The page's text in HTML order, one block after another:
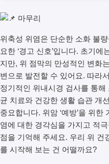
위축성 위염은 단순한 소화 불
요한 ‘경고 신호’입니다. 초기에
지만, 위 점막의 만성적인 변화
변으로 발전할 수 있어요. 따라
정기적인 위내시경 검사를 통해
균 치료와 건강한 생활 습관 개
중요합니다. 위암 ‘예방’을 위
염에 대한 경각심을 가지고 적
점을 기억해 주세요. 우리 위 건
를 시작해 보는 건 어떨까요?